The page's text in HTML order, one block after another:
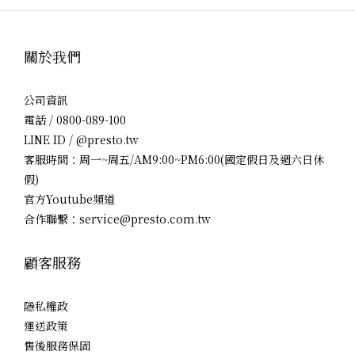
關於我們
公司資訊
電話 / 0800-089-100
LINE ID / @presto.tw
客服時間：周一~周五/AM9:00~PM6:00(國定假日及週六日休
假)
官方Youtube頻道
合作聯繫：service@presto.com.tw
顧客服務
隱私權政
運送政策
售後服務保固